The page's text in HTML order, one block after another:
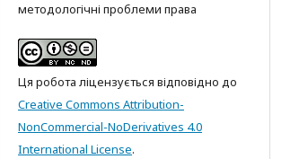
методологічні проблеми права
Ця робота ліцензується відповідно до
Creative Commons Attribution-
NonCommercial-NoDerivatives 4.0
International License.